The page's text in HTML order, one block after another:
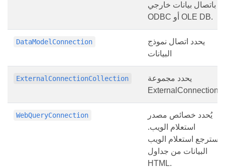
باتصال بيانات خارجي
ODBC أو OLE DB.
DataModelConnection
يحدد اتصال نموذج
البيانات
ExternalConnectionCollection
يحدد مجموعة
ExternalConnection
WebQueryConnection
يُحدد خصائص مصدر
استعلام الويب.
استعلام الويب
البيانات من جداول
HTML.